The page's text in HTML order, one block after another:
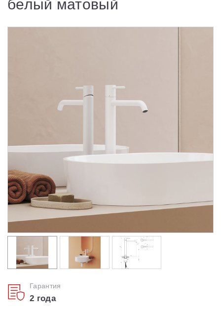
Унитазы и биде
Душевые двери
Сиденья OVO для душевых уголков
Гидромассаж для ванны
Душевые каналы
Умывальники
Средства ухода
белый матовый
Гарантия
2 года